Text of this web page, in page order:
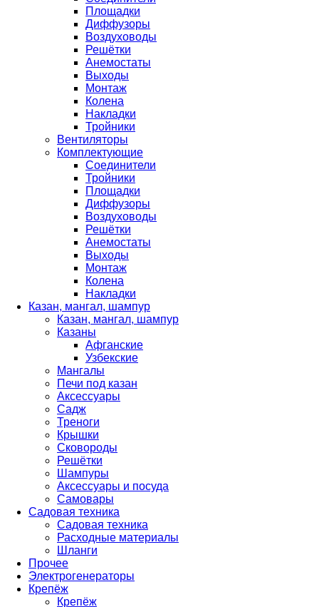
Площадки
Диффузоры
Воздуховоды
Решётки
Анемостаты
Выходы
Монтаж
Колена
Накладки
Тройники
Вентиляторы
Комплектующие
Соединители
Тройники
Площадки
Диффузоры
Воздуховоды
Решётки
Анемостаты
Выходы
Монтаж
Колена
Накладки
Казан, мангал, шампур
Казан, мангал, шампур
Казаны
Афганские
Узбекские
Мангалы
Печи под казан
Аксессуары
Садж
Треноги
Крышки
Сковороды
Решётки
Шампуры
Аксессуары и посуда
Самовары
Садовая техника
Садовая техника
Расходные материалы
Шланги
Прочее
Электрогенераторы
Крепёж
Крепёж